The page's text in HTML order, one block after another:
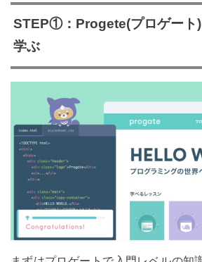
STEP①：Progete(プロゲート)
学ぶ